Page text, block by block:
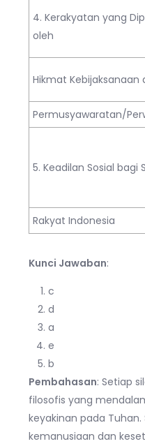
4. Kerakyatan yang
oleh
Hikmat Kebijaksanaan
Permusyawaratan/
5. Keadilan Sosial bagi
Rakyat Indonesia
Kunci Jawaban:
c
d
a
e
b
Pembahasan: Setiap
filosofis yang
keyakinan pada
kemanusiaan dan